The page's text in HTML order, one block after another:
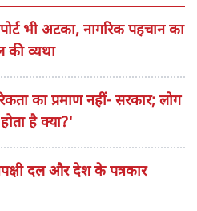
भी अटका, नागरिक पहचान का
की व्यथा
का प्रमाण नहीं- सरकार; लोग
है क्या?'
दल और देश के पत्रकार